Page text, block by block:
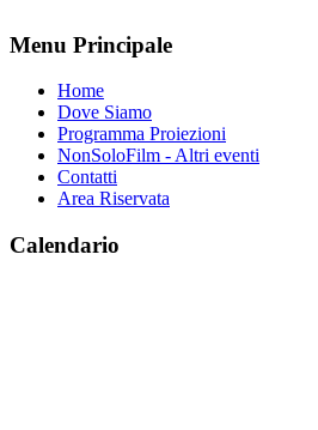
Menu Principale
Home
Dove Siamo
Programma Proiezioni
NonSoloFilm - Altri eventi
Contatti
Area Riservata
Calendario